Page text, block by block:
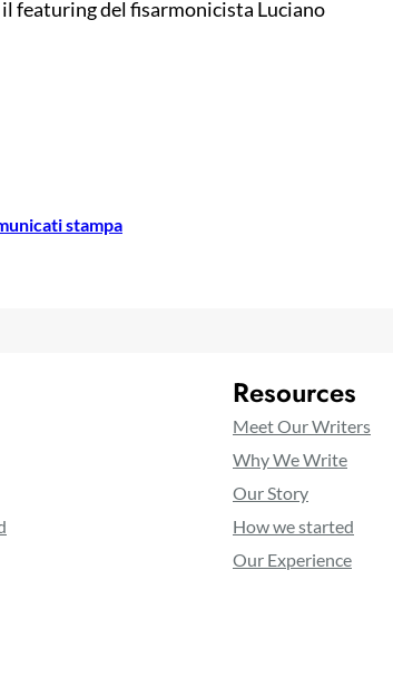
il featuring del fisarmonicista Luciano
stampa
Resources
Meet Our Writers
Why We Write
Our Story
How we started
Our Experience